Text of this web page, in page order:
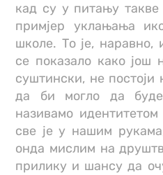
кад су у питању такве
примјер уклањања
школе. То је, наравно,
се показало како још
суштински, не постоји
да би могло да
називамо
све је у нашим
онда мислим на
прилику и шансу да